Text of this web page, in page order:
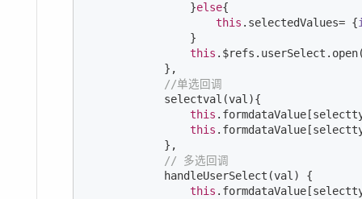
                }
else{
this .selectedValues= {
                }
this
            },
//单选回调
            selectval(val){
this
this
            },
// 多选回调
            handleUserSelect(val) {
this